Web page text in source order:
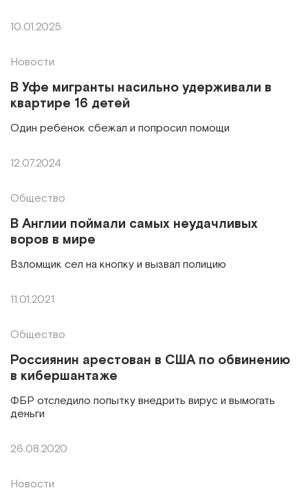
10.01.2025
Новости
В Уфе мигранты насильно удерживали в
квартире 16 детей
Один ребенок сбежал и попросил помощи
12.07.2024
Общество
В Англии поймали самых неудачливых
воров в мире
Взломщик сел на кнопку и вызвал полицию
11.01.2021
Общество
Россиянин арестован в США по обвинению
в кибершантаже
ФБР отследило попытку внедрить вирус и вымогать
деньги
26.08.2020
Новости